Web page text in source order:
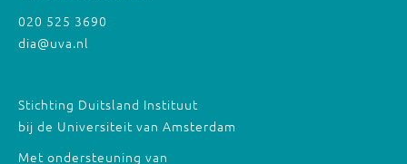
020 525 3690
dia@uva.nl
Stichting Duitsland Instituut
bij de Universiteit van Amsterdam
Met ondersteuning van